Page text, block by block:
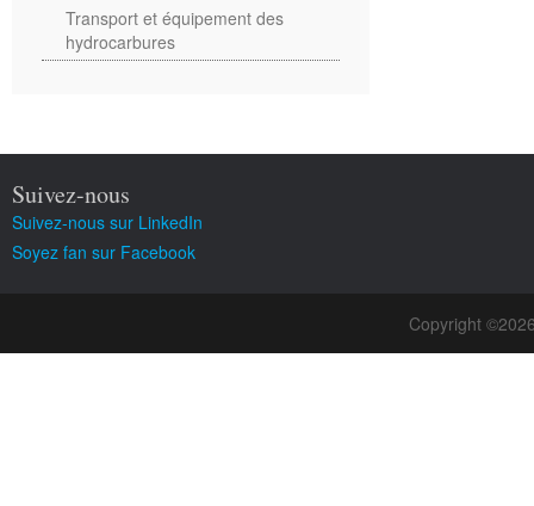
Transport et équipement des
hydrocarbures
Suivez-nous
Suivez-nous sur LinkedIn
Soyez fan sur Facebook
Copyright